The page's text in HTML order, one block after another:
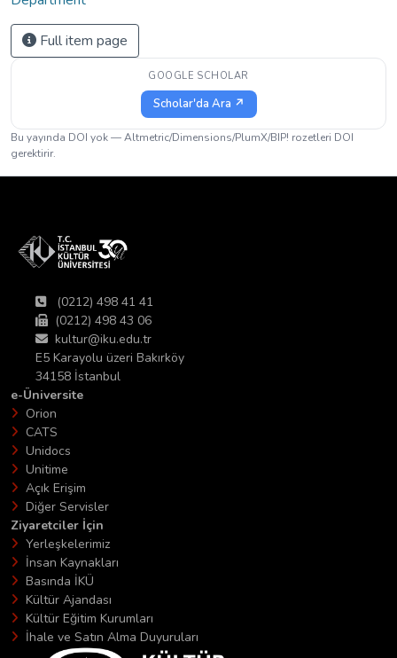
Full item page
GOOGLE SCHOLAR
Scholar'da Ara ↗
Bu yayında DOI yok — Altmetric/Dimensions/PlumX/BIP! rozetleri DOI
gerektirir.
(0212) 498 41 41
(0212) 498 43 06
kultur@iku.edu.tr
E5 Karayolu üzeri Bakırköy
34158 İstanbul
e-Üniversite
Orion
CATS
Unidocs
Unitime
Açık Erişim
Diğer Servisler
Ziyaretciler İçin
Yerleşkelerimiz
İnsan Kaynakları
Basında İKÜ
Kültür Ajandası
Kültür Eğitim Kurumları
İhale ve Satın Alma Duyuruları